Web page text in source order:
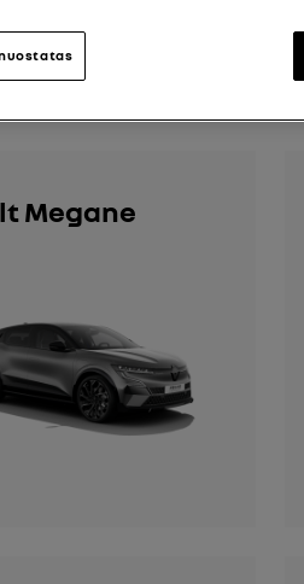
Megane